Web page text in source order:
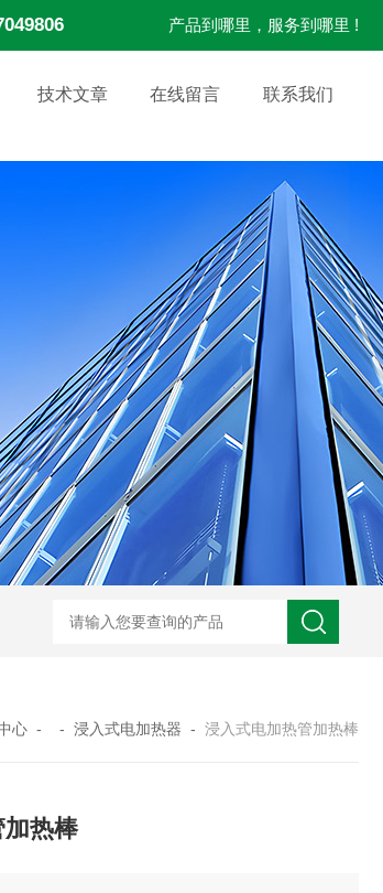
产品到哪里，服务到哪里 !
技术文章 在线留言 联系我们
20KV型可调高压兆欧表GM-5KV-20KV nl3203型
心 - - 浸入式电加热器 - 浸入式电加热管加热棒
热棒